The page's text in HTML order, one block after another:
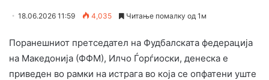
18.06.2026 11:59 4,035 Читање помалку од 1м
Поранешниот претседател на Фудбалската федерација
на Македонија (ФФМ), Илчо Ѓорѓиоски, денеска е
приведен во рамки на истрага во која се опфатени уште